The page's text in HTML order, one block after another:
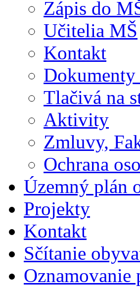
Zápis do
Učitelia MŠ
Kontakt
Tlačivá na
Aktivity
Zmluvy,
Ochrana
Územný plán
Projekty
Kontakt
Sčítanie